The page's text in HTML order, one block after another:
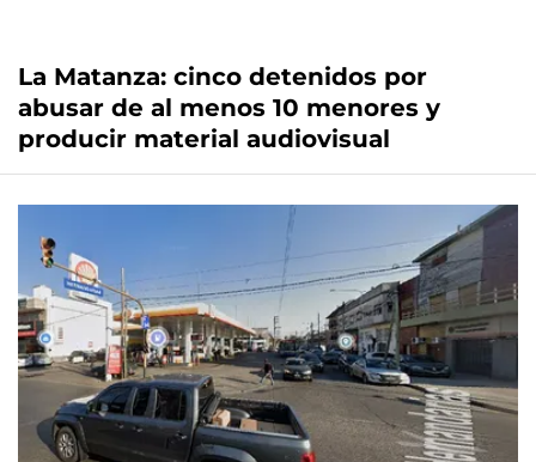
La Matanza: cinco detenidos por
abusar de al menos 10 menores y
producir material audiovisual